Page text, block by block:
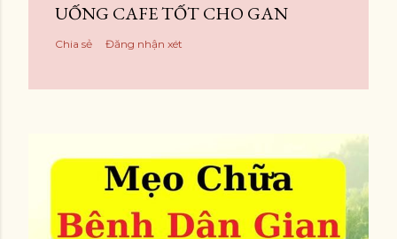
UỐNG CAFE TỐT CHO GAN
Chia sẻ Đăng nhận xét